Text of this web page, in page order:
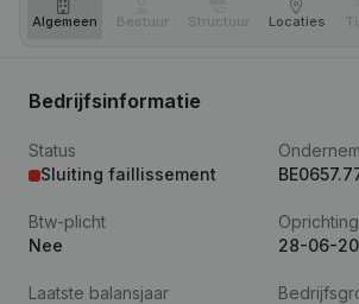
Algemeen Bestuur Structuur Locaties
Bedrijfsinformatie
Status
Sluiting faillissement
Btw-plicht
Nee
Oprichting
28-06-
Laatste balansjaar